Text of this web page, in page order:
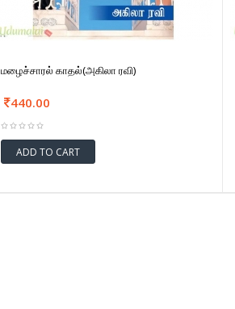
மழைச்சாரல் காதல்(அகிலா ரவி)
440.00
ADD TO CART